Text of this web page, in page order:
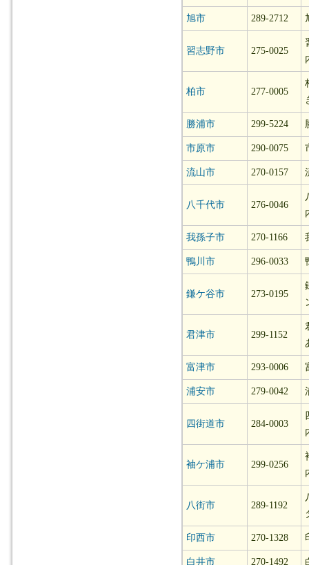
旭市 289-2712
習志野市 275-0025
柏市 277-0005
勝浦市 299-5224
市原市 290-0075
流山市 270-0157
八千代市 276-0046
我孫子市 270-1166
鴨川市 296-0033
鎌ケ谷市 273-0195
君津市 299-1152
富津市 293-0006
浦安市 279-0042
四街道市 284-0003
袖ケ浦市 299-0256
八街市 289-1192
印西市 270-1328
白井市 270-1492